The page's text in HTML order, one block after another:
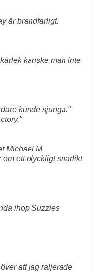
är brandfarligt.
kanske man inte
kunde sjunga."
Michael M.
om ett olyckligt snarlikt
ihop Suzzies
att jag raljerade